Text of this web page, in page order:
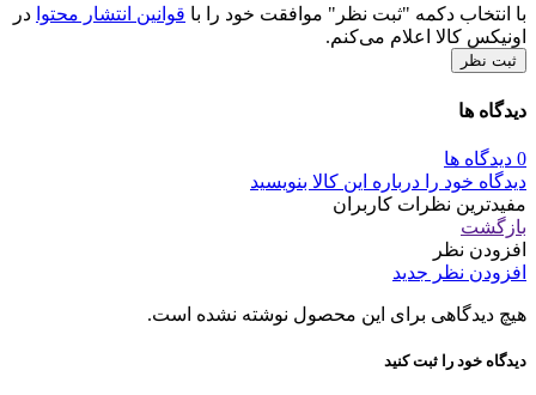
با انتخاب دکمه "ثبت نظر" موافقت خود را با قوانین انتشار محتوا در
اونیکس کالا اعلام می‌کنم.
ثبت نظر
دیدگاه ها
0 دیدگاه ها
دیدگاه خود را درباره این کالا بنویسید
مفیدترین نظرات کاربران
بازگشت
افزودن نظر
افزودن نظر جدید
هیچ دیدگاهی برای این محصول نوشته نشده است.
دیدگاه خود را ثبت کنید